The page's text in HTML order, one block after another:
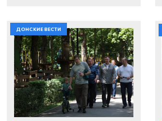
ДОНСКИЕ ВЕСТИ